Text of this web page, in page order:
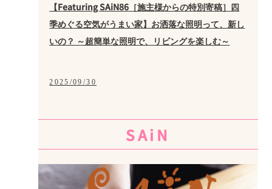
【Featuring SAiN86［施主様からの特別寄稿］四
季めぐる空気がうまい家】お洒落な照明って、新し
いの？ ～超簡単な照明で、リビングを楽しむ～
2025/09/30
SAiN